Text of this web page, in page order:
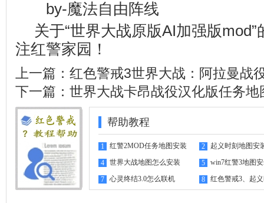
by-魔法自由阵线
关于“世界大战原版AI加强版
注红警家园 ！
上一篇： 红色警戒3世界大战：阿拉曼战
下一篇： 世界大战卡昂战役汉化版任务地
帮助教程
1
红警2MOD任务地图安装
指南
2 起义时刻地图安
4 世界大战地图怎么安装 5 win7红警3地图
7 心灵终结3.0怎么联机 8
红色警戒3、起